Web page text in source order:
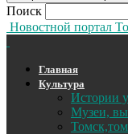
Поиск
Новостной портал
Главная
Культура
Истории
Музеи,